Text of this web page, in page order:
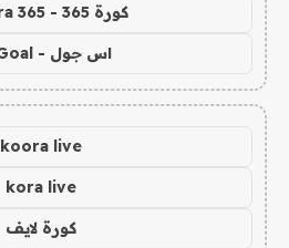
كورة 365 - kooora 365
اس جول - AS Goal
koora live
kora live
كورة لايف